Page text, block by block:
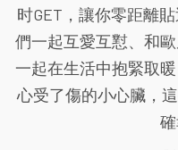
时GET，讓你零距離
們一起互愛互懟、和
一起在生活中抱緊取
心受了傷的小心臟，